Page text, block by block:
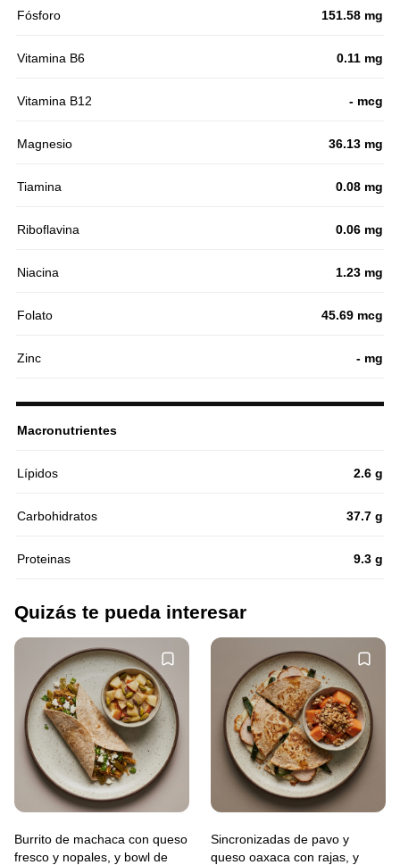
Fósforo 151.58 mg
Vitamina B6 0.11 mg
Vitamina B12 - mcg
Magnesio 36.13 mg
Tiamina 0.08 mg
Riboflavina 0.06 mg
Niacina 1.23 mg
Folato 45.69 mcg
Zinc - mg
Macronutrientes
Lípidos 2.6 g
Carbohidratos 37.7 g
Proteinas 9.3 g
Quizás te pueda interesar
Burrito de machaca con queso
fresco y nopales, y bowl de
Sincronizadas de pavo y
queso oaxaca con rajas, y